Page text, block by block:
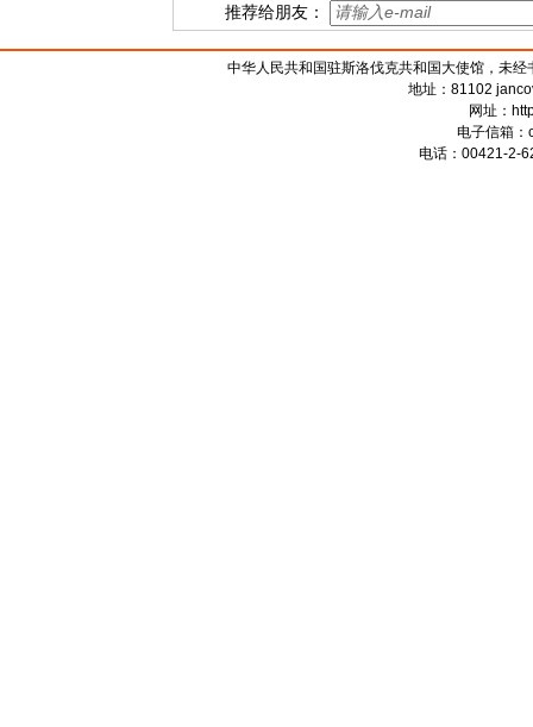
推荐给朋友：
中华人民共和国驻斯洛伐克共和国大使馆，未
地址：81102
网址：
电子信箱：
电话：00421-2-